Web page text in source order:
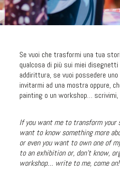
Se vuoi che trasformi una tua
qualcosa di più sui miei disegnetti
addirittura, se vuoi possedere
invitarmi ad una mostra oppure,
painting o un workshop… scrivimi,
If you want me to transform your
want to know something more
or even you want to own one of
to an exhibition or, don’t know,
workshop… write to me, come on!